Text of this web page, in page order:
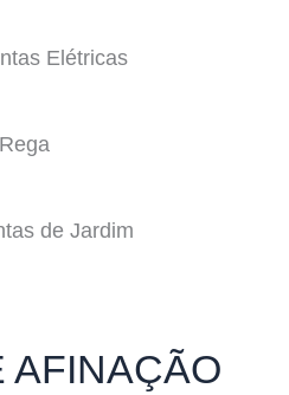
Elétricas
Rega
de Jardim
AFINAÇÃO